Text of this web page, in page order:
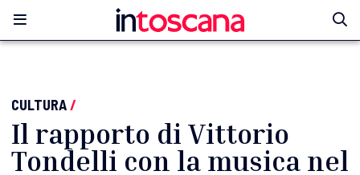
CULTURA/
Il rapporto di Vittorio
Tondelli con la musica nel